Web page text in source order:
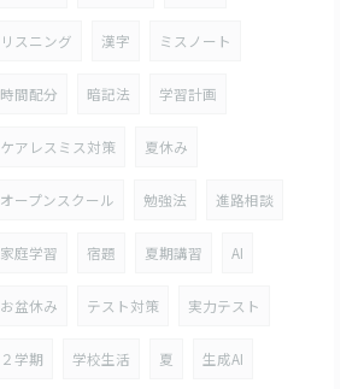
リスニング 漢字 ミスノート
時間配分 暗記法 学習計画
ケアレスミス対策 夏休み
オープンスクール 勉強法 進路相談
家庭学習 宿題 夏期講習 AI
お盆休み テスト対策 実力テスト
２学期 学校生活 夏 生成AI